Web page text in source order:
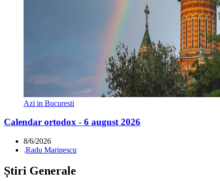
Azi in Bucuresti
Calendar ortodox - 6 august 2026
8/6/2026
.Radu Marinescu
Știri Generale